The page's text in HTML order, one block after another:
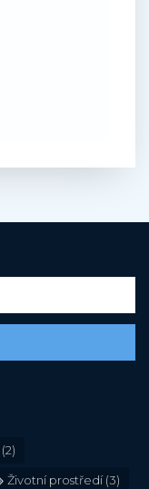
(2)
Životní prostředí(3)